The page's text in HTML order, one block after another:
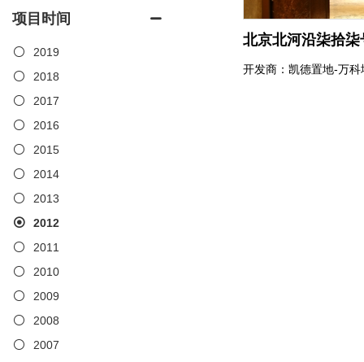
项目时间
2019
2018
2017
2016
2015
2014
2013
2012
2011
2010
2009
2008
2007
北京北河沿柒拾柒
开发商：凯德置地-万科